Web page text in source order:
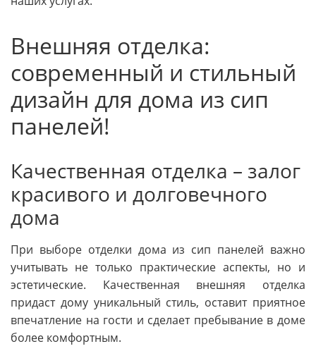
Внешняя отделка:
современный и стильный
дизайн для дома из сип
панелей!
Качественная отделка – залог
красивого и долговечного
дома
При выборе отделки дома из сип панелей важно
учитывать не только практические аспекты, но и
эстетические. Качественная внешняя отделка
придаст дому уникальный стиль, оставит приятное
впечатление на гости и сделает пребывание в доме
более комфортным.